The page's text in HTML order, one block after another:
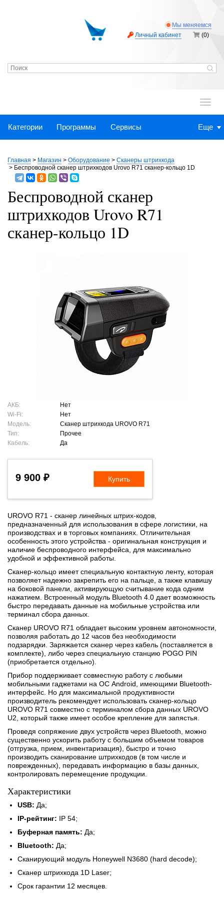
Мы меняемся
Личный кабинет
(0)
.
Категории Программы Сервисы Еще
Главная > Магазин > Оборудование > Сканеры штрихкода
> Беспроводной сканер штрихкодов Urovo R71 сканер-кольцо 1D
Беспроводной сканер
штрихкодов Urovo R71
сканер-кольцо 1D
АКБ:
Нет
Wi-Fi:
Нет
Модель:
Сканер штрихкода UROVO R71
Тип:
Прочее
Кабель:
Да
9 900 ₽ Купить
UROVO R71 - сканер линейных штрих-кодов,
предназначенный для использования в сфере логистики, на
производствах и в торговых компаниях. Отличительная
особенность этого устройства - оригинальная конструкция и
наличие беспроводного интерфейса, для максимально
удобной и эффективной работы.
Сканер-кольцо имеет специальную контактную ленту, которая
позволяет надежно закрепить его на пальце, а также клавишу
на боковой панели, активирующую считывание кода одним
нажатием. Встроенный модуль Bluetooth 4.0 дает возможность
быстро передавать данные на мобильные устройства или
терминал сбора данных.
Сканер UROVO R71 обладает высоким уровнем автономности,
позволяя работать до 12 часов без необходимости
подзарядки. Заряжается сканер через кабель (поставляется в
комплекте), либо через специальную станцию POGO PIN
(приобретается отдельно).
Прибор поддерживает совместную работу с любыми
мобильными гаджетами на ОС Android, имеющими Bluetooth-
интерфейс. Но для максимальной продуктивности
производитель рекомендует использовать сканер-кольцо
UROVO R71 совместно с терминалом сбора данных UROVO
U2, который также имеет особое крепление для запястья.
Проведя сопряжение двух устройств через Bluetooth, можно
существенно ускорить работу с большим объемом товаров
(отгрузка, прием, инвентаризация), быстро и точно
производить сканирование штрихкодов (в том числе и
поврежденных), передавать информацию в базы данных,
контролировать перемещение продукции.
Характеристики
USB: Да;
IP-рейтинг: IP 54;
Буферная память: Да;
Bluetooth: Да;
Сканирующий модуль Honeywell N3680 (hard decode);
Сканер штрихкода 1D Laser;
Срок гарантии 12 месяцев.